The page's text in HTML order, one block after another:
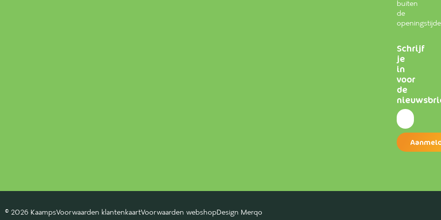
buiten
de
Schrijf
je
in
voor
de
© 2026 KaampsVoorwaarden klantenkaartVoorwaarden webshopDesign Merqo